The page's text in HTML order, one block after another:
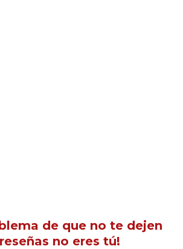
de que no te dejen
reseñas no eres tú!